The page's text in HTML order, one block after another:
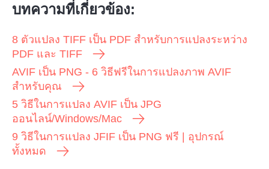
บทความที่เกี่ยวข้อง:
8 ตัวแปลง TIFF เป็น PDF สำหรับการแปลงระหว่าง
PDF และ TIFF
AVIF เป็น PNG - 6 วิธีฟรีในการแปลงภาพ AVIF
สำหรับคุณ
5 วิธีในการแปลง AVIF เป็น JPG
ออนไลน์/Windows/Mac
9 วิธีในการแปลง JFIF เป็น PNG ฟรี | อุปกรณ์
ทั้งหมด